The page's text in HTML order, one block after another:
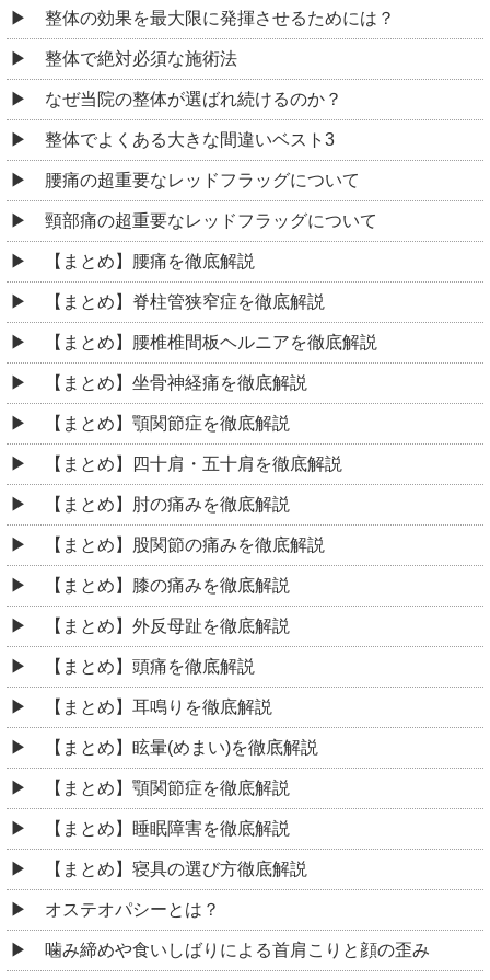
整体の効果を最大限に発揮させるためには？
整体で絶対必須な施術法
なぜ当院の整体が選ばれ続けるのか？
整体でよくある大きな間違いベスト3
腰痛の超重要なレッドフラッグについて
頸部痛の超重要なレッドフラッグについて
【まとめ】腰痛を徹底解説
【まとめ】脊柱管狭窄症を徹底解説
【まとめ】腰椎椎間板ヘルニアを徹底解説
【まとめ】坐骨神経痛を徹底解説
【まとめ】顎関節症を徹底解説
【まとめ】四十肩・五十肩を徹底解説
【まとめ】肘の痛みを徹底解説
【まとめ】股関節の痛みを徹底解説
【まとめ】膝の痛みを徹底解説
【まとめ】外反母趾を徹底解説
【まとめ】頭痛を徹底解説
【まとめ】耳鳴りを徹底解説
【まとめ】眩暈(めまい)を徹底解説
【まとめ】顎関節症を徹底解説
【まとめ】睡眠障害を徹底解説
【まとめ】寝具の選び方徹底解説
オステオパシーとは？
噛み締めや食いしばりによる首肩こりと顔の歪み